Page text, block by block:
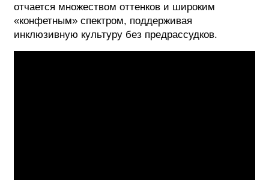
отчается множеством оттенков и широким
«конфетным» спектром, поддерживая
инклюзивную культуру без предрассудков.